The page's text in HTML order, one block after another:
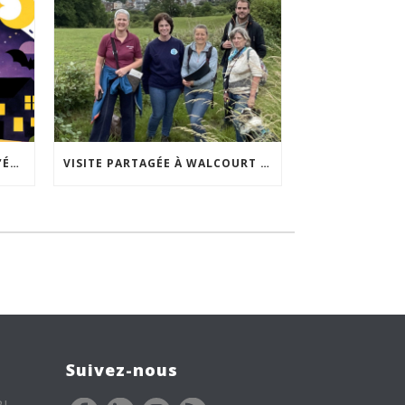
ACCEPTABILITÉ SOCIALE DE L’ÉCLAIRAGE NOCTURNE : LE REPLAY EST DISPONIBLE VISITE PARTAGÉE À WALCOURT : UNE DÉMARCHE PARTICIPATIVE ANIMÉE PAR ESPACE ENVIRONNEMENT
Suivez-nous